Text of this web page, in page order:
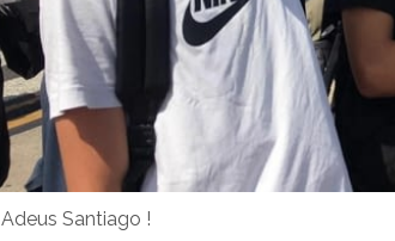
Adeus Santiago !